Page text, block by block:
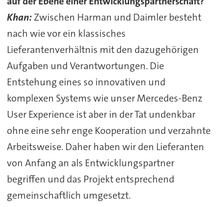
Khan:Zwischen Harman und Daimler besteht
nach wie vor ein klassisches
Lieferantenverhältnis mit den dazugehörigen
Aufgaben und Verantwortungen. Die
Entstehung eines so innovativen und
komplexen Systems wie unser Mercedes-Benz
User Experience ist aber in der Tat undenkbar
ohne eine sehr enge Kooperation und verzahnte
Arbeitsweise. Daher haben wir den Lieferanten
von Anfang an als Entwicklungspartner
begriffen und das Projekt entsprechend
gemeinschaftlich umgesetzt.